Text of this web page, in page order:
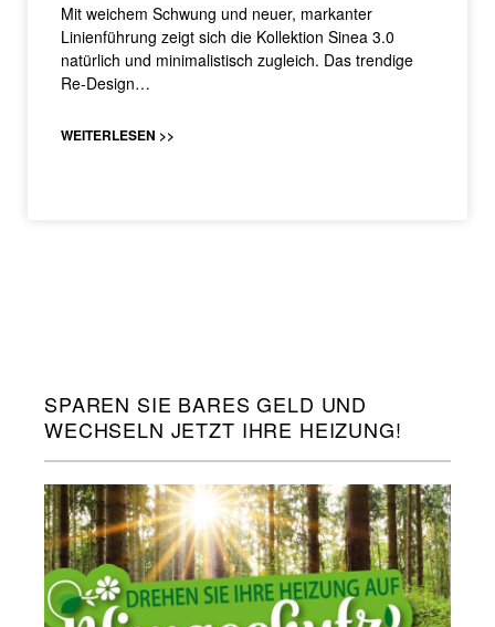
Mit weichem Schwung und neuer, markanter
Linienführung zeigt sich die Kollektion Sinea 3.0
natürlich und minimalistisch zugleich. Das trendige
Re-Design…
WEITERLESEN >>
SPAREN SIE BARES GELD UND
WECHSELN JETZT IHRE HEIZUNG!